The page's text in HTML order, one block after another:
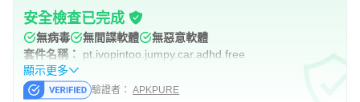
安全檢查已完成
無病毒 無間諜軟體
無惡意軟體
套件名稱：
pt.ivopintoo.jumpy.car.adhd.free
顯示更多
驗證者： APKPURE